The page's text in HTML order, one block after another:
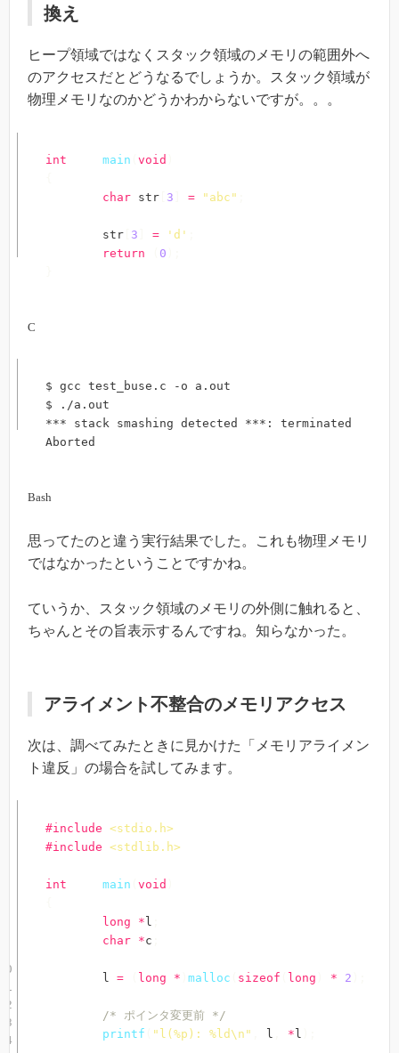
換え
ヒープ領域ではなくスタック領域のメモリの範囲外へ
のアクセスだとどうなるでしょうか。スタック領域が
物理メモリなのかどうかわからないですが。。。
int main void
char str 3 = "abc"
	str
3 = 'd'
return
0
C
$ gcc test_buse.c -o a.out
$ ./a.out
*** stack smashing detected ***: terminated
Aborted
Bash
思ってたのと違う実行結果でした。これも物理メモリ
ではなかったということですかね。
ていうか、スタック領域のメモリの外側に触れると、
ちゃんとその旨表示するんですね。知らなかった。
アライメント不整合のメモリアクセス
次は、調べてみたときに見かけた「メモリアライメン
ト違反」の場合を試してみます。
#include <stdio.h>
#include <stdlib.h>
int main void
long
*l
char *c
	l
= long * malloc sizeof long * 2
/* ポインタ変更前 */
printf
"l(%p): %ld\n" l *l